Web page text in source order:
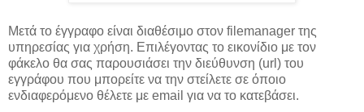
Μετά το έγγραφο είναι διαθέσιμο στον filemanager της
υπηρεσίας για χρήση. Επιλέγοντας το εικονίδιο με τον
φάκελο θα σας παρουσιάσει την διεύθυνση (url) του
εγγράφου που μπορείτε να την στείλετε σε όποιο
ενδιαφερόμενο θέλετε με email για να το κατεβάσει.